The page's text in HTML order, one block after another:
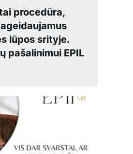
procedūra,
lūpos srityje.
pašalinimui EPIL